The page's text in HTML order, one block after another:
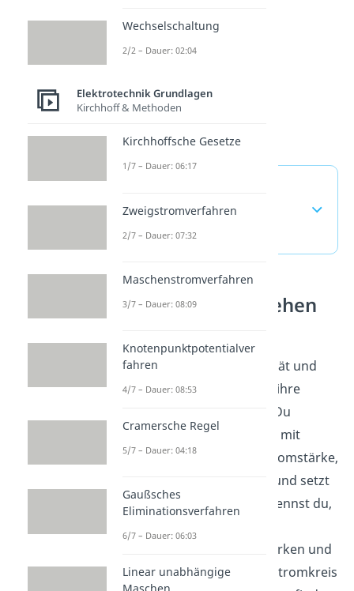
häufigste Fragen
(ausklappen)
Elektrizität verstehen
Das elektrische Feld ist ein
Grundbegriff der Elektrizität und
beschreibt, wie Ladungen ihre
Umgebung beeinflussen. Du
rechnest in der Elektrizität mit
Größen wie Spannung, Stromstärke,
Widerstand und Leistung und setzt
Formeln sicher um. So erkennst du,
Schaltungen zusammenwirken und
warum sich die Werte im Stromkreis
Wechselschaltung
2/2 – Dauer: 02:04
Elektrotechnik Grundlagen
Kirchhoff & Methoden
Kirchhoffsche Gesetze
1/7 – Dauer: 06:17
Zweigstromverfahren
2/7 – Dauer: 07:32
Maschenstromverfahren
3/7 – Dauer: 08:09
Knotenpunktpotentialver
fahren
4/7 – Dauer: 08:53
Cramersche Regel
5/7 – Dauer: 04:18
Gaußsches
Eliminationsverfahren
6/7 – Dauer: 06:03
Linear unabhängige